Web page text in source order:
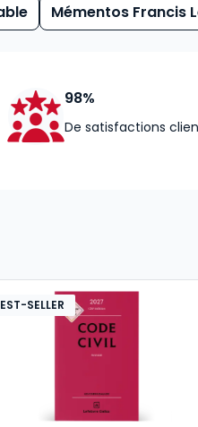
Mémentos Francis
98%
De satisfactions
SELLER